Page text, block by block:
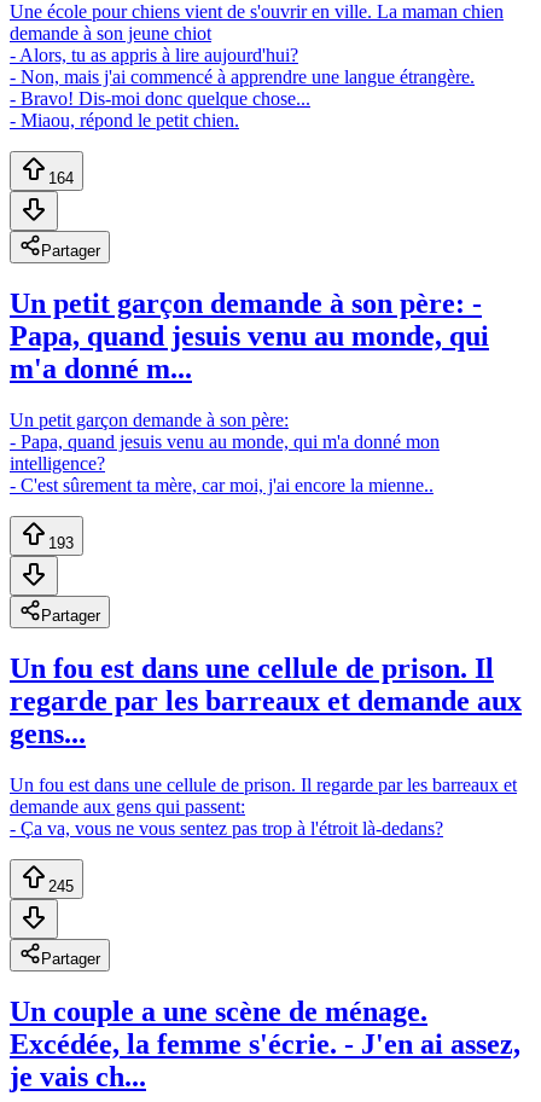
Une école pour chiens vient de s'ouvrir en ville. La maman chien
demande à son jeune chiot
- Alors, tu as appris à lire aujourd'hui?
- Non, mais j'ai commencé à apprendre une langue étrangère.
- Bravo! Dis-moi donc quelque chose...
- Miaou, répond le petit chien.
164
Partager
Un petit garçon demande à son père: -
Papa, quand jesuis venu au monde, qui
m'a donné m...
Un petit garçon demande à son père:
- Papa, quand jesuis venu au monde, qui m'a donné mon
intelligence?
- C'est sûrement ta mère, car moi, j'ai encore la mienne..
193
Partager
Un fou est dans une cellule de prison. Il
regarde par les barreaux et demande aux
gens...
Un fou est dans une cellule de prison. Il regarde par les barreaux et
demande aux gens qui passent:
- Ça va, vous ne vous sentez pas trop à l'étroit là-dedans?
245
Partager
Un couple a une scène de ménage.
Excédée, la femme s'écrie. - J'en ai assez,
je vais ch...